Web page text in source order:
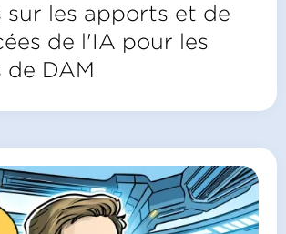
sur les apports et de
de l'IA pour les
de DAM